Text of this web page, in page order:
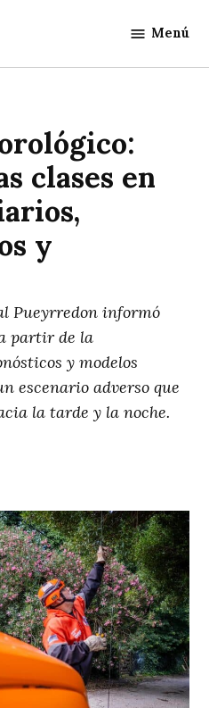
Noticias
Menú
clases en
y
Pueyrredon informó
partir de la
y modelos
escenario adverso que
la tarde y la noche.